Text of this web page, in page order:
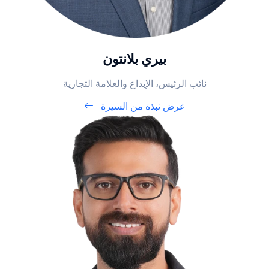
بيري بلانتون
نائب الرئيس، الإبداع والعلامة التجارية
عرض نبذة من السيرة